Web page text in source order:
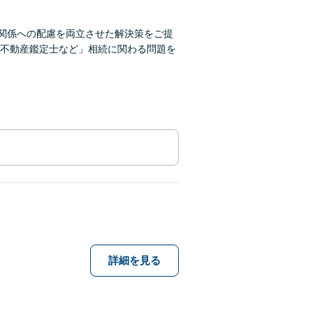
係への配慮を両立させた解決策をご提
動産鑑定士など」相続に関わる問題を
詳細を見る